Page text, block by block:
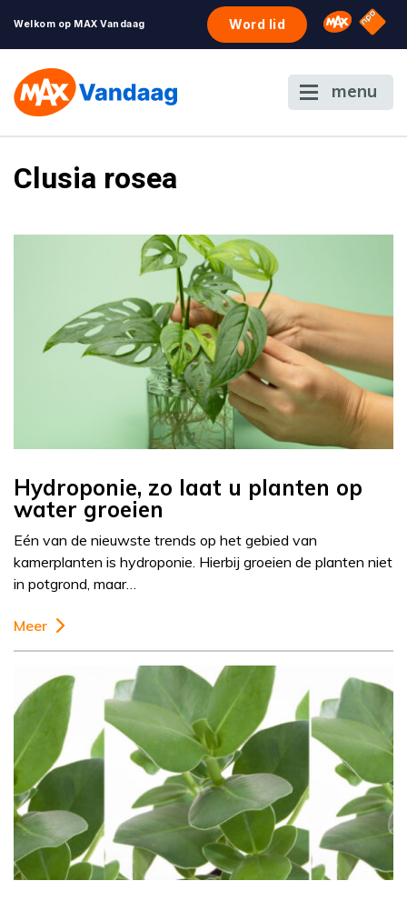
Welkom op MAX Vandaag Word lid Omroep
NPO
menu
Clusia rosea
Hydroponie, zo laat u planten op
water groeien
Eén van de nieuwste trends op het gebied van
kamerplanten is hydroponie. Hierbij groeien de planten niet
in potgrond, maar…
Meer